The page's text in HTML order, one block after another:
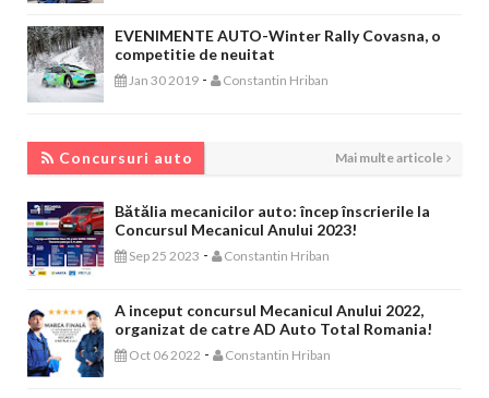
EVENIMENTE AUTO-Winter Rally Covasna, o
competitie de neuitat
Jan 30 2019 - Constantin Hriban
Concursuri auto Mai multe articole
Bătălia mecanicilor auto: încep înscrierile la
Concursul Mecanicul Anului 2023!
Sep 25 2023 - Constantin Hriban
A inceput concursul Mecanicul Anului 2022,
organizat de catre AD Auto Total Romania!
Oct 06 2022 - Constantin Hriban